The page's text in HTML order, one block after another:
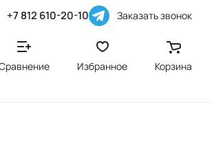
+7 812 610-20-10 Заказать звонок
Избранное Корзина